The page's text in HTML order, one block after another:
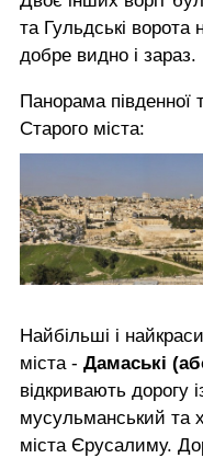
та Гульдські ворота
добре видно і зараз.
Панорама південної
Старого міста:
Найбільші і
міста - Дамаські
відкривають дорогу
мусульманський та
міста Єрусалиму.